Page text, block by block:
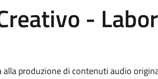
-
produzione di contenuti audio